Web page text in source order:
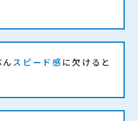
スピード感に欠けると